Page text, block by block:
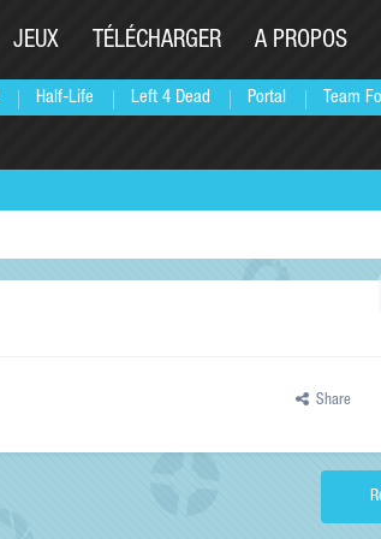
Half-Life Left 4 Dead Portal Team
JEUX TÉLÉCHARGER A PROPOS
Share